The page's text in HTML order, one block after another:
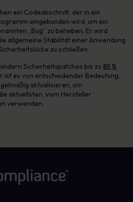
ein Codeabschnitt, der in ein
eingebunden wird, um ein
„Bug“ zu beheben. Er wird
allgemeine Stabilität einer Anwendung
zu schließen.
Sicherheitspatches bis zu 85 %
ist es von entscheidender Bedeutung,
aktualisieren, um
aktuellsten, vom Hersteller
verwenden.